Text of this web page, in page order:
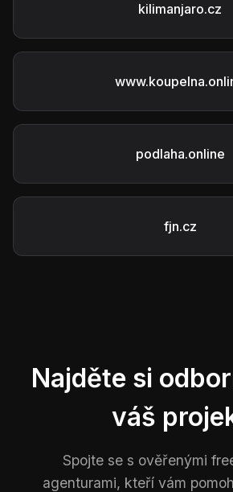
kilimanjaro.cz
podlaha.online
fjn.cz
Najděte si
váš
Spojte se s ověřenými
agenturami, kteří vám